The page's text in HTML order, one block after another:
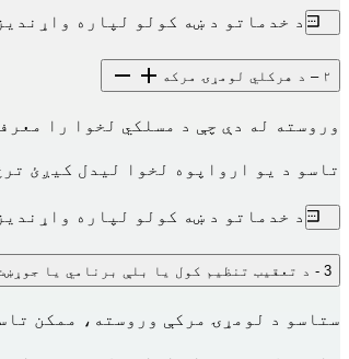
د خدماتو د ښه کولو لپاره
۲ – د هرکلي لومړۍ مرکه
وروسته له دې چې د مسلکي لخوا را
تاسو د یو ارواپوه لخوا لیدل کیږئ
د خدماتو د ښه کولو لپاره
3 - د تعقیب تنظیم کول یا بلې برنامي یا جوړښت ته راجع کول
ستاسو د لومړۍ مرکې وروسته، ممکن